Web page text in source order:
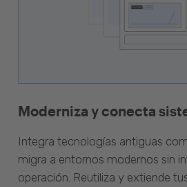
Moderniza y conecta
Integra tecnologías antiguas
migra a entornos modernos sin
operación. Reutiliza y extiende